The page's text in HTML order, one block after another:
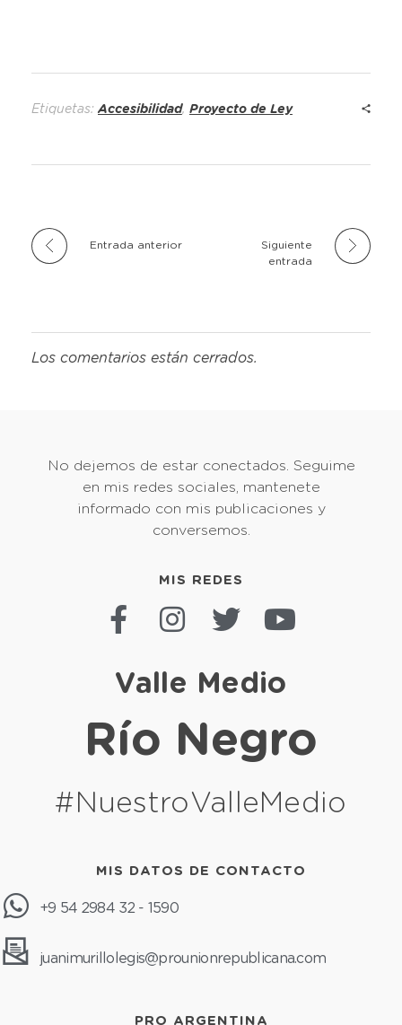
Etiquetas: Accesibilidad, Proyecto de Ley
Entrada anterior
Siguiente
entrada
Los comentarios están cerrados.
No dejemos de estar conectados. Seguime
en mis redes sociales, mantenete
informado con mis publicaciones y
conversemos.
MIS REDES
Valle Medio
Río Negro
#NuestroValleMedio
MIS DATOS DE CONTACTO
+9 54 2984 32 - 1590
juanimurillolegis@prounionrepublicana.com
PRO ARGENTINA